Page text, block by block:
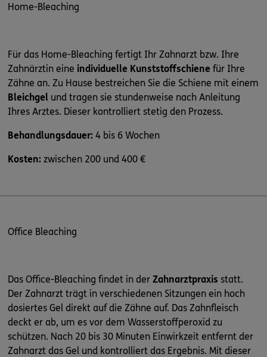
Home-Bleaching
Für das Home-Bleaching fertigt Ihr Zahnarzt bzw. Ihre
Zahnärztin eine individuelle Kunststoffschiene für Ihre
Zähne an. Zu Hause bestreichen Sie die Schiene mit einem
Bleichgel und tragen sie stundenweise nach Anleitung
Ihres Arztes. Dieser kontrolliert stetig den Prozess.
Behandlungsdauer: 4 bis 6 Wochen
Kosten: zwischen 200 und 400 €
Office Bleaching
Das Office-Bleaching findet in der Zahnarztpraxis statt.
Der Zahnarzt trägt in verschiedenen Sitzungen ein hoch
dosiertes Gel direkt auf die Zähne auf. Das Zahnfleisch
deckt er ab, um es vor dem Wasserstoffperoxid zu
schützen. Nach 20 bis 30 Minuten Einwirkzeit entfernt der
Zahnarzt das Gel und kontrolliert das Ergebnis. Mit dieser